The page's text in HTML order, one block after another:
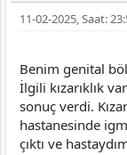
11-02-2025, Saat:
Benim genital
İlgili kızarıklık
sonuç verdi.
hastanesinde
çıktı ve